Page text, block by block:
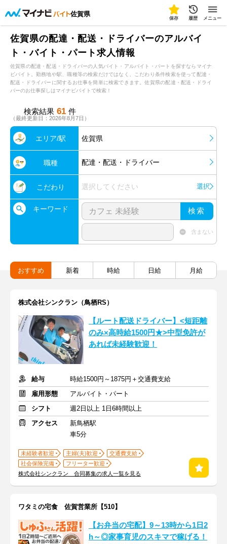
佐賀県
保存 履歴 メニュー
佐賀県の配達・配送・ドライバーのアルバイ
ト・バイト・パート求人情報
佐賀県の配達・配送・ドライバーの人気バイト・アルバイト・パートを探すならマイナ
ビバイト。勤務地や駅、職種等の検索だけではなく、こだわり条件検索を使って配達・
配送・ドライバーに関するお仕事を簡単に検索できます。佐賀県の配達・配送・ドライ
バーのお仕事探しはマイナビバイトで検索！
検索結果 61 件
（最終更新日：2026年8月7日）
エリア/駅 佐賀県
職種 配達・配送・ドライバー
こだわり 選択してください 選択
キーワード 検索
含まない
おすすめ 新着 時給 日給 月給
株式会社シンクラン（鳥栖RS）
【ルート配送ドライバー】<短距離
のみ×高時給1500円★>中型免許が
あれば未経験歓迎！
給与
時給1500円～1875円＋交通費支給
雇用形態
アルバイト・パート
シフト
週2日以上 1日6時間以上
アクセス
新鳥栖駅
車5分
未経験者歓迎 主婦(夫)歓迎
交通費支給
社会保険完備
フリーター歓迎
株式会社シンクラン 合同募集の求人一覧を見る
ワタミの宅食 佐賀営業所【510】
【お弁当の宅配】9～13時から1日2
h～◎家事育児のスキマで稼げる！